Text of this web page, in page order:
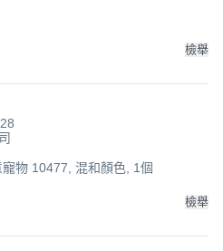
檢舉
物 10477, 混和顏色, 1個
檢舉